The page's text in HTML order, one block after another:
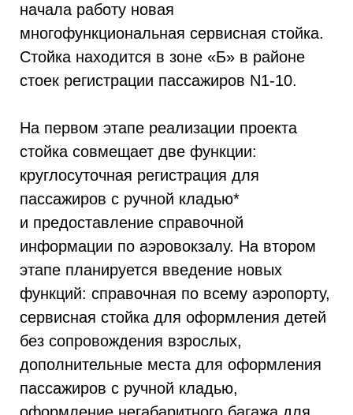
начала работу новая
многофункциональная сервисная стойка.
Стойка находится в зоне «Б» в районе
стоек регистрации пассажиров N1-10.
На первом этапе реализации проекта
стойка совмещает две функции:
круглосуточная регистрация для
пассажиров с ручной кладью*
и предоставление справочной
информации по аэровокзалу. На втором
этапе планируется введение новых
функций: справочная по всему аэропорту,
сервисная стойка для оформления детей
без сопровождения взрослых,
дополнительные места для оформления
пассажиров с ручной кладью,